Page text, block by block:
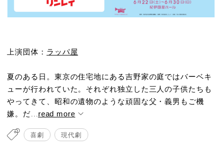
上演団体： ラッパ屋
夏のある日。東京の住宅地にある吉野家の庭ではバーベキ
ューが行われていた。それぞれ独立した三人の子供たちも
やってきて、昭和の遺物のような頑固な父・義男もご機
嫌。だ...read more
喜劇 現代劇